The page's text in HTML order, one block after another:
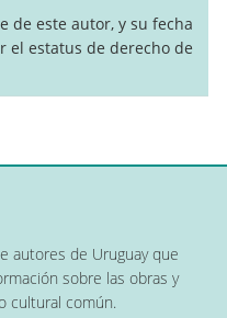
de este autor, y su fecha
estatus de derecho de
autores de Uruguay que
sobre las obras y
cultural común.